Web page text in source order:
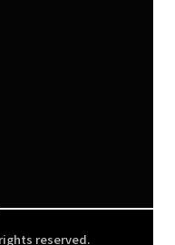
reserved.